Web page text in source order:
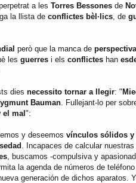
a les Torres Bessones de
la llista de conflictes bèl·lics , de
però que la manca de perspectiva
les guerres i els conflictes han
dies necessito tornar a llegir: "
Bauman . Fullejant-lo per
el mal":
y deseemos vínculos sólidos y
. Incapaces de calcular nuestras
, buscamos -compulsiva y
la agenda de números de
generación de dichos aparatos.